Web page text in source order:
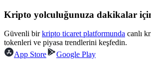
Kazan
Kripto yolculuğunuza dakikalar
Güvenli birkripto ticaret platformunda canlı
tokenleri ve piyasa trendlerini keşfedin.
App Store
Google Play